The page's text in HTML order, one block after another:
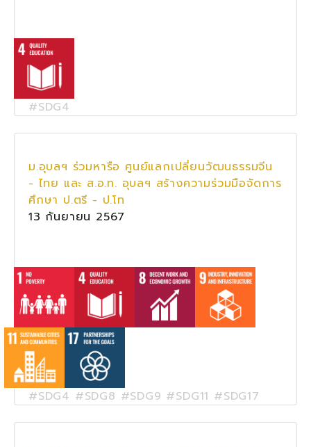
#SDG4
ม.อุบลฯ ร่วมหารือ ศูนย์แลกเปลี่ยนวัฒนธรรมจีน
- ไทย และ ส.อ.ท. อุบลฯ สร้างความร่วมมือจัดการ
ศึกษา ป.ตรี - ป.โท
13 กันยายน 2567
#SDG4 #SDG8 #SDG9 #SDG11 #SDG17